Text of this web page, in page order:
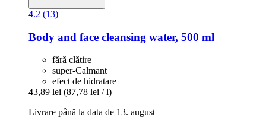
4.2 (13)
Body and face cleansing water, 500 ml
fără clătire
super-Calmant
efect de hidratare
43,89 lei (87,78 lei / l)
Livrare până la data de 13. august